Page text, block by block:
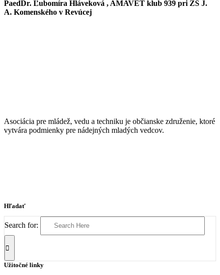
PaedDr. Ľubomíra Hláveková , AMAVET klub 939 pri ZŠ J.
A. Komenského v Revúcej
Asociácia pre mládež, vedu a techniku je občianske združenie, ktoré
vytvára podmienky pre nádejných mladých vedcov.
Hľadať
Search for:
Užitočné linky